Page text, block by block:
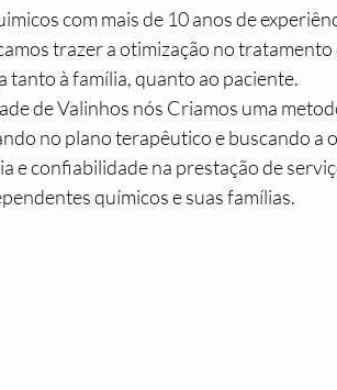
com mais de 10 anos de
trazer a otimização no tratamento
tanto à família, quanto ao paciente.
de Valinhos nós Criamos uma
no plano terapêutico e buscando a
e confiabilidade na prestação de
químicos e suas famílias.